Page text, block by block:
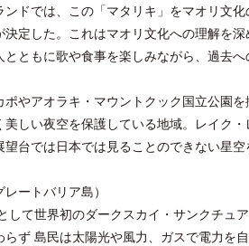
ンドでは、この「マタリキ」をマオリ文
決定した。これはマオリ文化への理解を
とともに歌や食事を楽しみながら、過去
ポやアオラキ・マウントクック国立公園
美しい夜空を保護している地域。レイク
望台では日本では見ることのできない星空
ートバリア島）
して世界初のダークスカイ・サンクチュ
らず 島民は太陽光や風力、ガスで電力を